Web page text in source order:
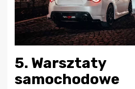
5. Warsztaty
samochodowe